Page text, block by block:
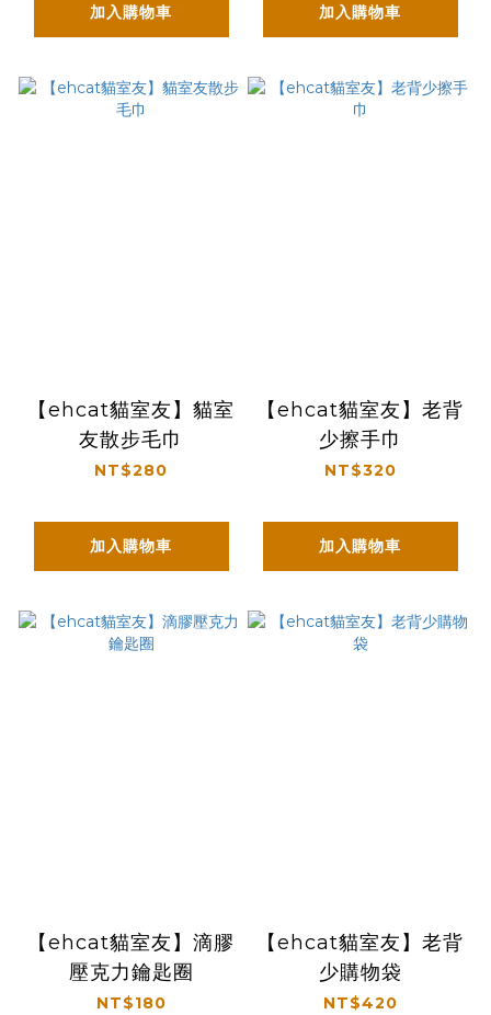
加入購物車 加入購物車
【ehcat貓室友】貓室
友散步毛巾
NT$280
加入購物車
【ehcat貓室友】老背
少擦手巾
NT$320
加入購物車
【ehcat貓室友】滴膠
壓克力鑰匙圈
NT$180
【ehcat貓室友】老背
少購物袋
NT$420